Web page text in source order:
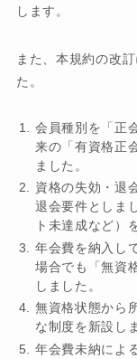
します。
また、本規約の改
た。
会員種別を「正
来の「有資格正
ました。
資格の失効・退
退会要件としま
ト未達成など）
年会費を納入し
場合でも「無資
しました。
無資格状態から
な制度を新設し
年会費未納によ